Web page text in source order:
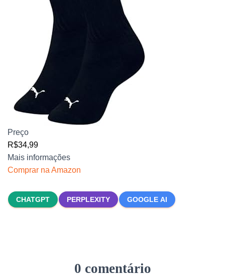
Preço
R$34,99
Mais informações
Comprar na Amazon
CHATGPT PERPLEXITY GOOGLE AI
0 comentário